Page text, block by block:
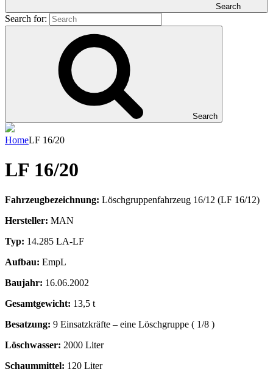
Search
Search for:
Search
HomeLF 16/20
LF 16/20
Fahrzeugbezeichnung: Löschgruppenfahrzeug 16/12 (LF 16/12)
Hersteller: MAN
Typ: 14.285 LA-LF
Aufbau: EmpL
Baujahr: 16.06.2002
Gesamtgewicht: 13,5 t
Besatzung: 9 Einsatzkräfte – eine Löschgruppe ( 1/8 )
Löschwasser: 2000 Liter
Schaummittel: 120 Liter